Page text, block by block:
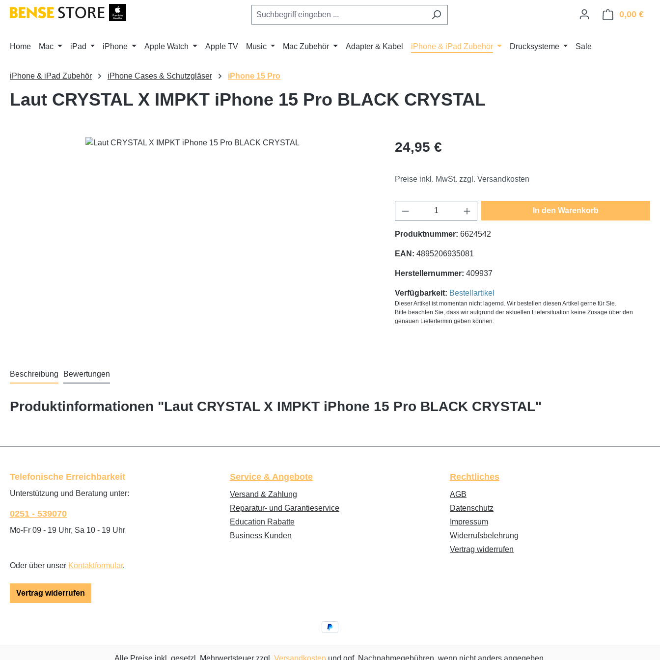
Hauptinhalt springen
Zur Suche springen
Zur Hauptnavigation springen 0,00 €
Home Mac iPad iPhone Apple Watch Apple TV Music Mac Zubehör Adapter & Kabel iPhone & iPad Zubehör Drucksysteme Sale
iPhone & iPad Zubehör iPhone Cases & Schutzgläser iPhone 15 Pro
Laut CRYSTAL X IMPKT iPhone 15 Pro BLACK CRYSTAL
Bildergalerie überspringen Regulärer Preis:
24,95 €
Preise inkl. MwSt. zzgl. Versandkosten
Produkt Anzahl: Gib den gewünschten Wert ein
In den Warenkorb
Produktnummer: 6624542
EAN: 4895206935081
Herstellernummer: 409937
Verfügbarkeit: Bestellartikel
Dieser Artikel ist momentan nicht lagernd. Wir bestellen diesen Artikel gerne für Sie.
Bitte beachten Sie, dass wir aufgrund der aktuellen Liefersituation keine Zusage über den
genauen Liefertermin geben können.
Beschreibung Bewertungen
Produktinformationen "Laut CRYSTAL X IMPKT iPhone 15 Pro BLACK CRYSTAL"
Telefonische Erreichbarkeit
Unterstützung und Beratung unter:
0251 - 539070
Mo-Fr 09 - 19 Uhr, Sa 10 - 19 Uhr
Oder über unser Kontaktformular.
Vertrag widerrufen
Service & Angebote
Versand & Zahlung
Reparatur- und Garantieservice
Education Rabatte
Business Kunden
Rechtliches
AGB
Datenschutz
Impressum
Widerrufsbelehrung
Vertrag widerrufen
Alle Preise inkl. gesetzl. Mehrwertsteuer zzgl. Versandkosten und ggf. Nachnahmegebühren, wenn nicht anders angegeben.